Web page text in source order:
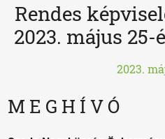
Rendes
2023. május 25-
2023.
M E G H Í V Ó